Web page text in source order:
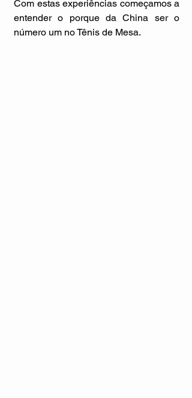
Com estas experiências começamos a
entender o porque da China ser o
número um no Tênis de Mesa.